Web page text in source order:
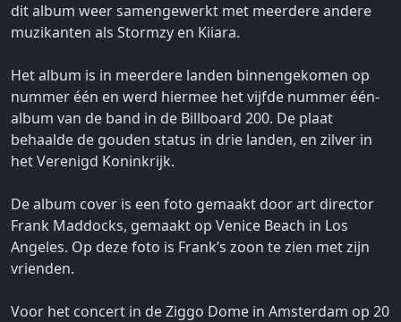
dit album weer samengewerkt met meerdere andere
muzikanten als Stormzy en Kiiara.
Het album is in meerdere landen binnengekomen op
nummer één en werd hiermee het vijfde nummer één-
album van de band in de Billboard 200. De plaat
behaalde de gouden status in drie landen, en zilver in
het Verenigd Koninkrijk.
De album cover is een foto gemaakt door art director
Frank Maddocks, gemaakt op Venice Beach in Los
Angeles. Op deze foto is Frank’s zoon te zien met zijn
vrienden.
Voor het concert in de Ziggo Dome in Amsterdam op 20